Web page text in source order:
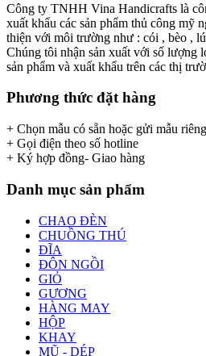
Công ty TNHH Vina Handicrafts là
xuất khẩu các sản phẩm thủ công mỹ
thiện với môi trường như : cói , bèo ,
Chúng tôi nhận sản xuất với số lượng
sản phẩm và xuất khẩu trên các thị
Phương thức đặt hàng
+ Chọn mẫu có sẵn hoặc gửi mẫu riêng
+ Gọi điện theo số hotline
+ Ký hợp đồng- Giao hàng
Danh mục sản phẩm
CHAO ĐÈN
CHUỒNG THÚ
ĐĨA
ĐÔN NGỒI
GIỎ
GƯƠNG
HÀNG MAY
HỘP
KHAY
MŨ - DÉP